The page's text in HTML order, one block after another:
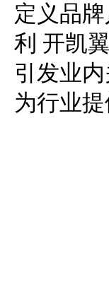
定义品
利 开凯
引发业
为行业